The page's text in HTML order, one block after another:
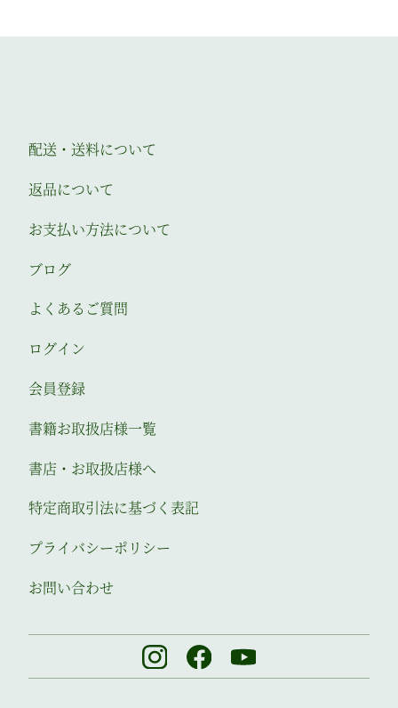
配送・送料について
返品について
お支払い方法について
ブログ
よくあるご質問
ログイン
会員登録
書籍お取扱店様一覧
書店・お取扱店様へ
特定商取引法に基づく表記
プライバシーポリシー
お問い合わせ